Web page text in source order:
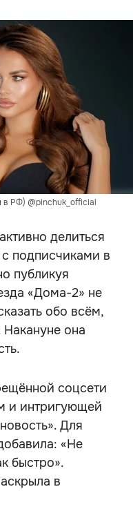
в РФ) @pinchuk_official
делиться
подписчиками в
публикуя
«Дома-2» не
обо всём,
она
соцсети
и интригующей
Для
«Не
быстро».
в